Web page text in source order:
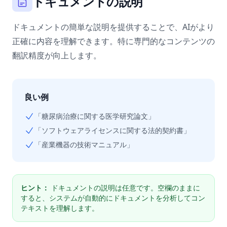
ドキュメントの簡単な説明を提供することで、AIがより
正確に内容を理解できます。特に専門的なコンテンツの
翻訳精度が向上します。
良い例
「糖尿病治療に関する医学研究論文」
「ソフトウェアライセンスに関する法的契約書」
「産業機器の技術マニュアル」
ヒント：
ドキュメントの説明は任意です。空欄のままに
すると、システムが自動的にドキュメントを分析してコン
テキストを理解します。